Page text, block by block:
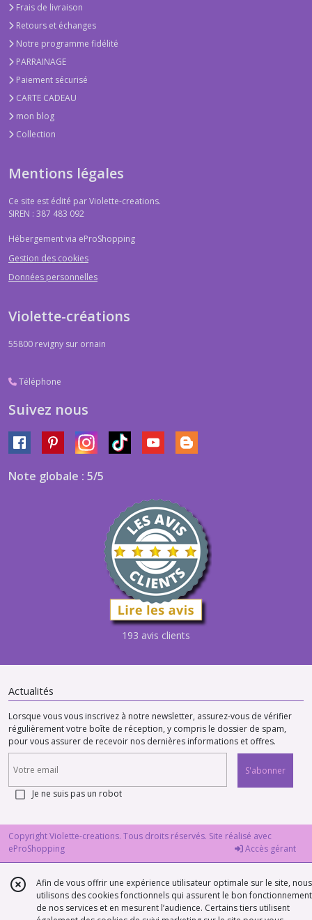
Frais de livraison
Retours et échanges
Notre programme fidélité
PARRAINAGE
Paiement sécurisé
CARTE CADEAU
mon blog
Collection
Mentions légales
Ce site est édité par Violette-creations.
SIREN : 387 483 092
Hébergement via eProShopping
Gestion des cookies
Données personnelles
Violette-créations
55800 revigny sur ornain
Téléphone
Suivez nous
Note globale : 5/5
193 avis clients
Actualités
Lorsque vous vous inscrivez à notre newsletter, assurez-vous de vérifier
régulièrement votre boîte de réception, y compris le dossier de spam,
pour vous assurer de recevoir nos dernières informations et offres.
S'abonner
Je ne suis pas un robot
Copyright Violette-creations. Tous droits réservés. Site réalisé avec
eProShopping
Accès gérant
Afin de vous offrir une expérience utilisateur optimale sur le site, nous
utilisons des cookies fonctionnels qui assurent le bon fonctionnement
de nos services et en mesurent l’audience. Certains tiers utilisent